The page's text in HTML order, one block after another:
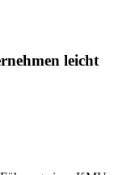
leicht